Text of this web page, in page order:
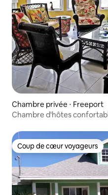
Chambre privée ⋅ Freeport
Chambre d'hôtes
Coup de cœur voyageurs
Coup de cœur voyageurs